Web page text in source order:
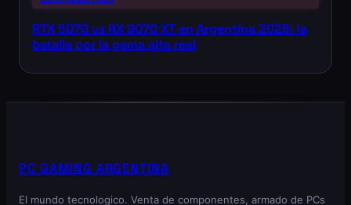
RTX 5070 vs RX 9070 XT en Argentina 2026: la
batalla por la gama alta real
PC GAMING ARGENTINA
El mundo tecnologico. Venta de componentes, armado de PCs